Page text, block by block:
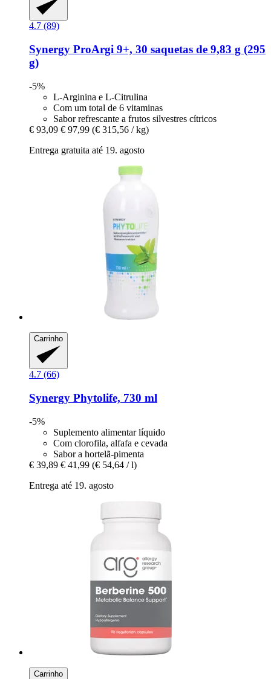
4.7 (89)
Synergy ProArgi 9+, 30 saquetas de 9,83 g (295
g)
-5%
L-Arginina e L-Citrulina
Com um total de 6 vitaminas
Sabor refrescante a frutos silvestres cítricos
€ 93,09 € 97,99 (€ 315,56 / kg)
Entrega gratuita até 19. agosto
Carrinho
4.7 (66)
Synergy Phytolife, 730 ml
-5%
Suplemento alimentar líquido
Com clorofila, alfafa e cevada
Sabor a hortelã-pimenta
€ 39,89 € 41,99 (€ 54,64 / l)
Entrega até 19. agosto
Carrinho